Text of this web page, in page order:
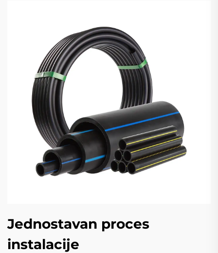
Jednostavan proces
instalacije